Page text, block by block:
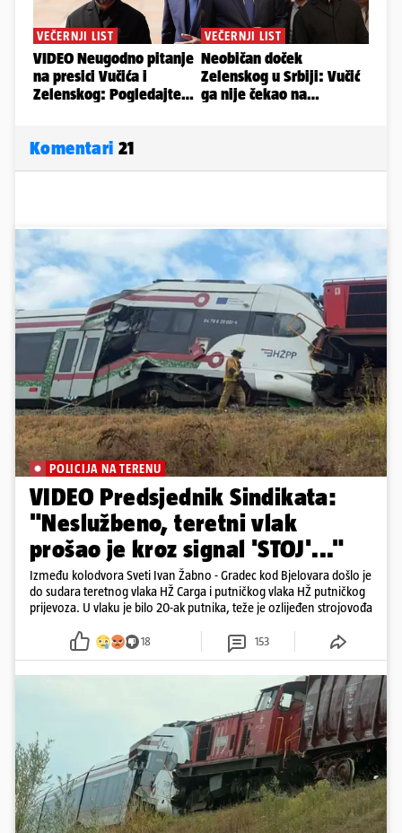
Komentari 21
POLICIJA NA TERENU
VIDEO Predsjednik Sindikata:
"Neslužbeno, teretni vlak
prošao je kroz signal 'STOJ'..."
Između kolodvora Sveti Ivan Žabno - Gradec kod Bjelovara došlo je
do sudara teretnog vlaka HŽ Carga i putničkog vlaka HŽ putničkog
prijevoza. U vlaku je bilo 20-ak putnika, teže je ozlijeđen strojovođa
18 153